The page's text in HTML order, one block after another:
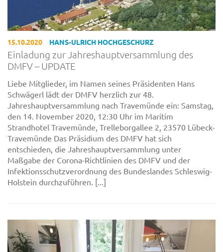
15.10.2020 HANS-ULRICH HOCHGESCHURZ
Einladung zur Jahreshauptversammlung des
DMFV – UPDATE
Liebe Mitglieder, im Namen seines Präsidenten Hans
Schwägerl lädt der DMFV herzlich zur 48.
Jahreshauptversammlung nach Travemünde ein: Samstag,
den 14. November 2020, 12:30 Uhr im Maritim
Strandhotel Travemünde, Trelleborgallee 2, 23570 Lübeck-
Travemünde Das Präsidium des DMFV hat sich
entschieden, die Jahreshauptversammlung unter
Maßgabe der Corona-Richtlinien des DMFV und der
Infektionsschutzverordnung des Bundeslandes Schleswig-
Holstein durchzuführen. [...]